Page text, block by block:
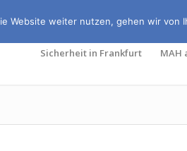
Sicherheit in Frankfurt MAH
Website weiter nutzen, gehen wir von